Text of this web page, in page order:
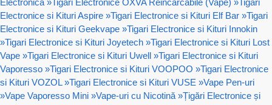
Electronica »Tigari Electronice OXVA Reincarcabile (Vape) »Tigari
Electronice si Kituri Aspire »Tigari Electronice si Kituri Elf Bar »Tigari
Electronice si Kituri Geekvape »Tigari Electronice si Kituri Innokin
»Tigari Electronice si Kituri Joyetech »Tigari Electronice si Kituri Lost
Vape »Tigari Electronice si Kituri Uwell »Tigari Electronice si Kituri
Vaporesso »Tigari Electronice si Kituri VOOPOO »Tigari Electronice
si Kituri VOZOL »Tigari Electronice si Kituri VUSE »Vape Pen-uri
»Vape Vaporesso Mini »Vape-uri cu Nicotină »Țigări Electronice și